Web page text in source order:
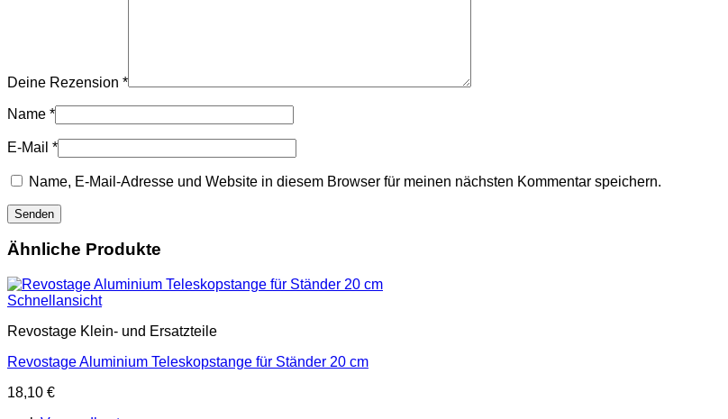
Deine Rezension *
Name *
E-Mail *
Name, E-Mail-Adresse und Website in diesem Browser für meinen nächsten Kommentar speichern.
Ähnliche Produkte
Schnellansicht
Revostage Klein- und Ersatzteile
Revostage Aluminium Teleskopstange für Ständer 20 cm
18,10 €